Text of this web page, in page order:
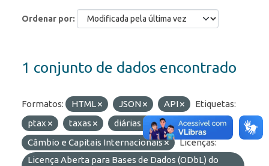
Ordenar por
1 conjunto de dados encontrado
Formatos: HTML JSON API
Etiquetas:
ptax
taxas diárias
Grupos:
Câmbio e Capitais Internacionais
Licenças:
Licença Aberta para Bases de Dados (ODbL) do